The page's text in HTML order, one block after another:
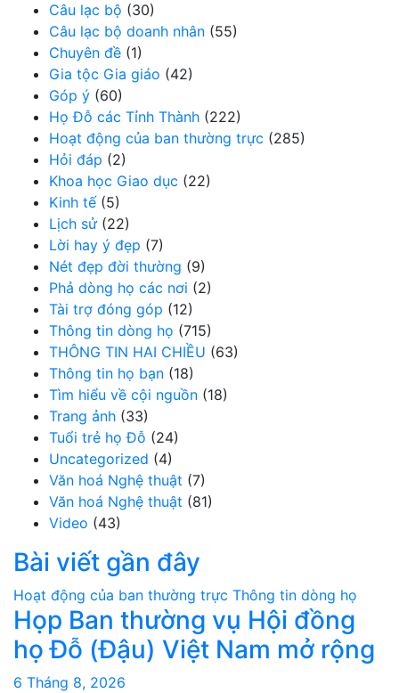
Câu lạc bộ (30)
Câu lạc bộ doanh nhân (55)
Chuyên đề (1)
Gia tộc Gia giáo (42)
Góp ý (60)
Họ Đỗ các Tỉnh Thành (222)
Hoạt động của ban thường trực (285)
Hỏi đáp (2)
Khoa học Giao dục (22)
Kinh tế(5)
Lịch sử(22)
Lời hay ý đẹp (7)
Nét đẹp đời thường (9)
Phả dòng họ các nơi (2)
Tài trợ đóng góp (12)
Thông tin dòng họ (715)
THÔNG TIN HAI CHIỀU (63)
Thông tin họ bạn (18)
Tìm hiểu về cội nguồn (18)
Trang ảnh (33)
Tuổi trẻ họ Đỗ (24)
Uncategorized (4)
Văn hoá Nghệ thuật (7)
Văn hoá Nghệ thuật (81)
Video (43)
Bài viết gần đây
Hoạt động của ban thường trực Thông tin dòng họ
Họp Ban thường vụ Hội đồng
họ Đỗ (Đậu) Việt Nam mở rộng
6 Tháng 8, 2026